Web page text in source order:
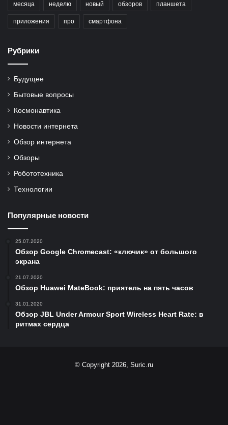
месяца неделю новый обзоров планшета
приложения про смартфона
Рубрики
Будущее
Бытовые вопросы
Космонавтика
Новости интернета
Обзор интернета
Обзоры
Робототехника
Технологии
Популярные новости
25.07.2020
Обзор Google Chromecast: «ключик» от большого
экрана
21.07.2020
Обзор Huawei MateBook: приятель на пять часов
31.01.2020
Обзор JBL Under Armour Sport Wireless Heart Rate: в
ритмах сердца
© Copyright 2026, Suric.ru